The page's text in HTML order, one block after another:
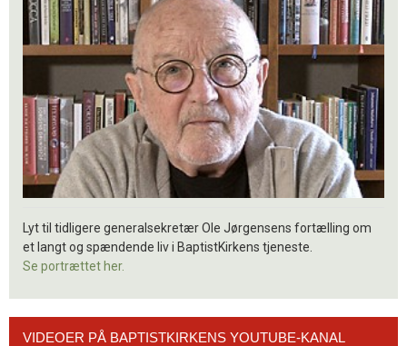
Lyt til tidligere generalsekretær Ole Jørgensens fortælling om
et langt og spændende liv i BaptistKirkens tjeneste.
Se portrættet her.
VIDEOER PÅ BAPTISTKIRKENS YOUTUBE-KANAL